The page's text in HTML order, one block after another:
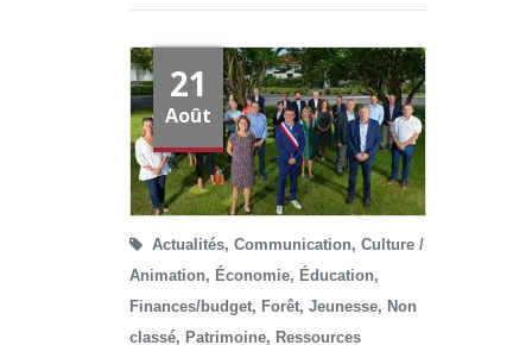
21
Août
Actualités, Communication, Culture /
Animation, Économie, Éducation,
Finances/budget, Forêt, Jeunesse, Non
classé, Patrimoine, Ressources